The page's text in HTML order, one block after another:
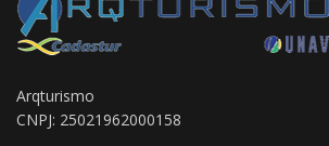
Arqturismo
CNPJ: 25021962000158